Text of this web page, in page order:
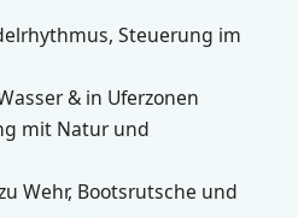
Steuerung im
& in Uferzonen
mit Natur und
Wehr, Bootsrutsche und